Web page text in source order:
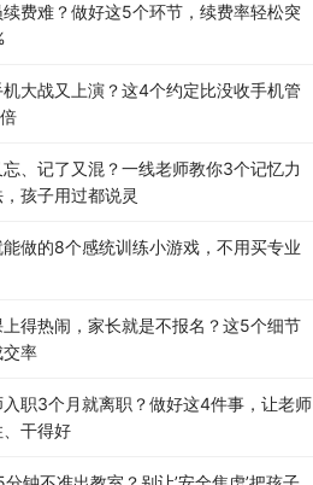
费难？做好这5个环节，续费率轻松突
大战又上演？这4个约定比没收手机管
、记了又混？一线老师教你3个记忆力
孩子用过都说灵
做的8个感统训练小游戏，不用买专业
得热闹，家长就是不报名？这5个细节
交率
入职3个月就离职？做好这4件事，让老师
、干得好